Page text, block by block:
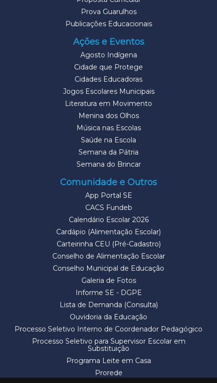
Prova Guarulhos
Publicações Educacionais
Ações e Eventos
Agosto Indígena
Cidade que Protege
Cidades Educadoras
Jogos Escolares Municipais
Literatura em Movimento
Menina dos Olhos
Música nas Escolas
Saúde na Escola
Semana da Pátria
Semana do Brincar
Comunidade e Outros
App Portal SE
CACS Fundeb
Calendário Escolar 2026
Cardápio (Alimentação Escolar)
Carteirinha CEU (Pré-Cadastro)
Conselho de Alimentação Escolar
Conselho Municipal de Educação
Galeria de Fotos
Informe SE - DGPE
Lista de Demanda (Consulta)
Ouvidoria da Educação
Processo Seletivo Interno de Coordenador Pedagógico
Processo Seletivo para Supervisor Escolar em
Substituição
Programa Leite em Casa
Prorede